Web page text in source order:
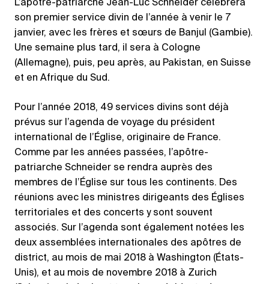
L’apôtre-patriarche Jean-Luc Schneider célébrera
son premier service divin de l’année à venir le 7
janvier, avec les frères et sœurs de Banjul (Gambie).
Une semaine plus tard, il sera à Cologne
(Allemagne), puis, peu après, au Pakistan, en Suisse
et en Afrique du Sud.
Pour l’année 2018, 49 services divins sont déjà
prévus sur l’agenda de voyage du président
international de l’Église, originaire de France.
Comme par les années passées, l’apôtre-
patriarche Schneider se rendra auprès des
membres de l’Église sur tous les continents. Des
réunions avec les ministres dirigeants des Églises
territoriales et des concerts y sont souvent
associés. Sur l’agenda sont également notées les
deux assemblées internationales des apôtres de
district, au mois de mai 2018 à Washington (États-
Unis), et au mois de novembre 2018 à Zurich